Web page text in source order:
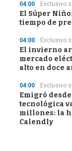
04:00 Exclusivo
El Súper
tiempo de
04:00 Exclusivo
El invierno
mercado
alto en doce
04:00 Exclusivo
Emigró
tecnológica
millones: la
Calendly